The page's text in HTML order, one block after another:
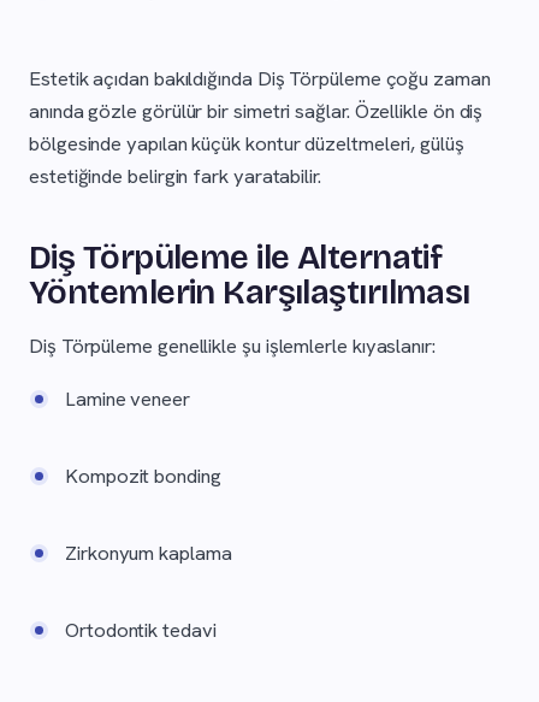
Estetik açıdan bakıldığında Diş Törpüleme çoğu zaman
anında gözle görülür bir simetri sağlar. Özellikle ön diş
bölgesinde yapılan küçük kontur düzeltmeleri, gülüş
estetiğinde belirgin fark yaratabilir.
Diş Törpüleme ile Alternatif
Yöntemlerin Karşılaştırılması
Diş Törpüleme genellikle şu işlemlerle kıyaslanır:
Lamine veneer
Kompozit bonding
Zirkonyum kaplama
Ortodontik tedavi